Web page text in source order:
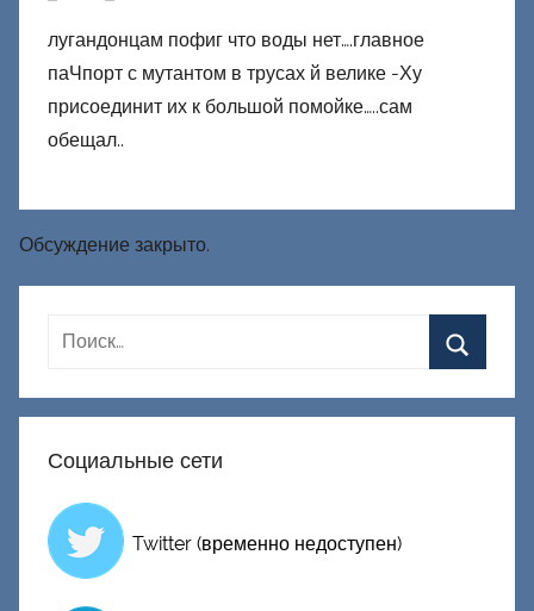
лугандонцам пофиг что воды нет….главное
паЧпорт с мутантом в трусах й велике -Ху
присоединит их к большой помойке…..сам
обещал..
Обсуждение закрыто.
Социальные сети
Twitter (временно недоступен)